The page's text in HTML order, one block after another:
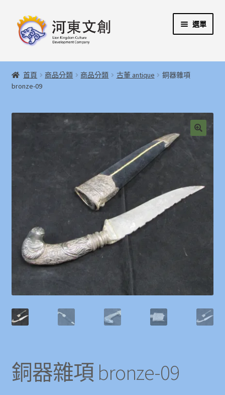
跳
至
跳
至
容
選單
首頁
河東文創開發股份有限公司
選
單
河東堂獅子博物館
展
開
子
購物指引
首頁 商品分類 商品分類 古董 antique
銅器雜項
bronze-09
🔍
銅器雜項 bronze-09